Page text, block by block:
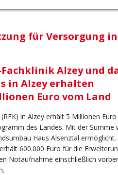
für Versorgung
Alzey und
in Alzey erhalten
Euro vom Land
in Alzey erhält 5 Millionen
des Landes. Mit der Summe
Haus Alsenztal ermöglicht.
600.000 Euro für die
Notaufnahme einschließlich